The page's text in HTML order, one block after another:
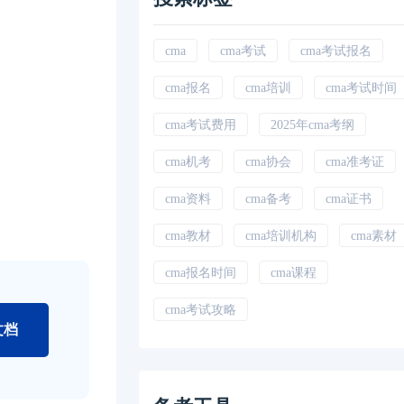
档
cma cma考试 cma考试报名
cma报名 cma培训 cma考试时间
cma考试费用 2025年cma考纲
cma机考 cma协会 cma准考证
cma资料 cma备考 cma证书
cma教材 cma培训机构 cma素材
cma报名时间 cma课程
cma考试攻略